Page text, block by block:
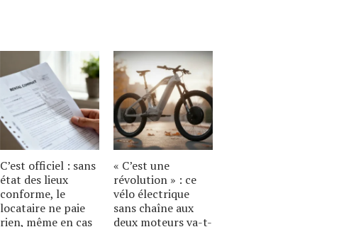
C’est officiel : sans
état des lieux
conforme, le
locataire ne paie
rien, même en cas
« C’est une
révolution » : ce
vélo électrique
sans chaîne aux
deux moteurs va-t-